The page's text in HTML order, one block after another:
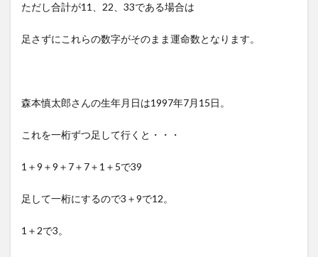
ただし合計が11、22、33である場合は
足さずにこれらの数字がそのまま運命数となります。
森本慎太郎さんの生年月日は1997年7月15日。
これを一桁ずつ足して行くと・・・
1＋9＋9＋7＋7＋1＋5で39
足して一桁にするので3＋9で12。
1＋2で3。